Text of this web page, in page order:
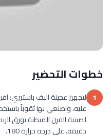
خطوات التحضير
1 لتجهيز عجينة البف باستيري:
عليه، واصنعي بها ثقوباً
دقيقة، على درجة حرارة 180.